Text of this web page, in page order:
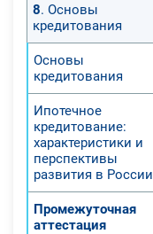
8. Основы
кредитования
Основы
кредитования
Ипотечное
кредитование:
характеристики и
перспективы
развития в России
Промежуточная
аттестация